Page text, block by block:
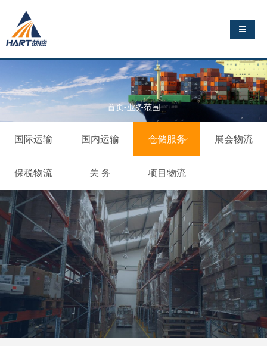
导航切
首页-业务范围
国际运输 国内运输 仓储服务 展会物流
保税物流 关 务 项目物流